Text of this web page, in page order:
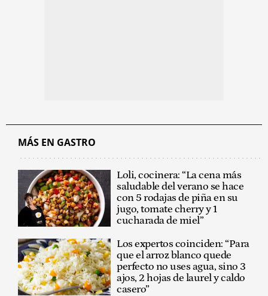
MÁS EN GASTRO
Loli, cocinera: “La cena más
saludable del verano se hace
con 5 rodajas de piña en su
jugo, tomate cherry y 1
cucharada de miel”
Los expertos coinciden: “Para
que el arroz blanco quede
perfecto no uses agua, sino 3
ajos, 2 hojas de laurel y caldo
casero”